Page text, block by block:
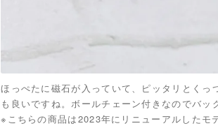
ほっぺたに磁石が入っていて、ピッタリとく
も良いですね。ボールチェーン付きなのでバッ
※こちらの商品は2023年にリニューアルしたモ